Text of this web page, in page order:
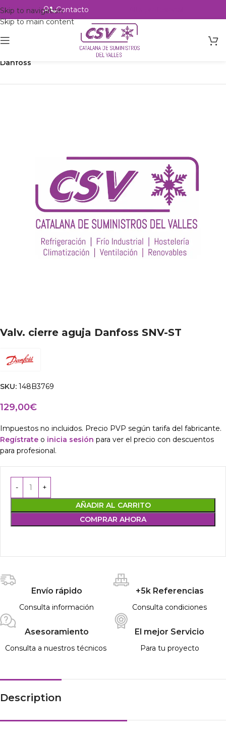
Skip to navigation
Skip to main content
Contacto
Refrigeración Control de circuito
Danfoss
Valv. cierre aguja Danfoss SNV-ST
SKU: 148B3769
129,00€
Impuestos no incluidos. Precio PVP según tarifa del fabricante.
Regístrate o inicia sesión para ver el precio con descuentos
para profesional.
AÑADIR AL CARRITO
COMPRAR AHORA
Envío rápido
Consulta información
+5k Referencias
Consulta condiciones
Asesoramiento
Consulta a nuestros técnicos
El mejor Servicio
Para tu proyecto
Description